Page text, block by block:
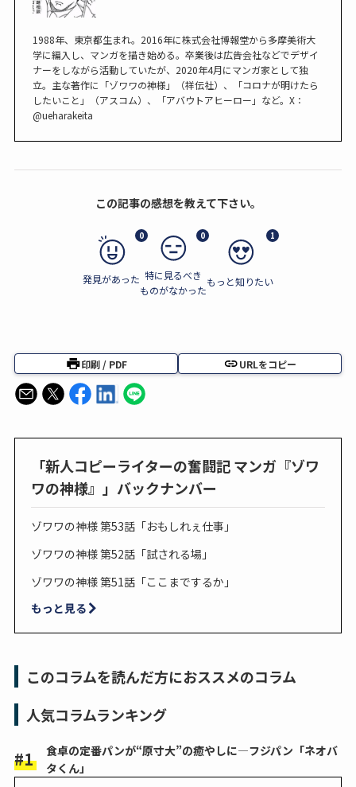
1988年、東京都生まれ。2016年に株式会社博報堂から多摩美術大
学に編入し、マンガを描き始める。卒業後は広告会社などでデザイ
ナーをしながら活動していたが、2020年4月にマンガ家として独
立。主な著作に「ゾワワの神様」（祥伝社）、「コロナが明けたら
したいこと」（アスコム）、「アバウトアヒーロー」など。X：
@ueharakeita
この記事の感想を教えて下さい。
0
発見があった
0
特に見るべき
ものがなかった
1
もっと知りたい
印刷 / PDF URLをコピー
「新人コピーライターの奮闘記 マンガ『ゾワ
ワの神様』」バックナンバー
ゾワワの神様 第53話「おもしれぇ仕事」
ゾワワの神様 第52話「試される場」
ゾワワの神様 第51話「ここまでするか」
もっと見る
このコラムを読んだ方におススメのコラム
人気コラムランキング
食卓の定番パンが“原寸大”の癒やしに―フジパン「ネオバ
タくん」